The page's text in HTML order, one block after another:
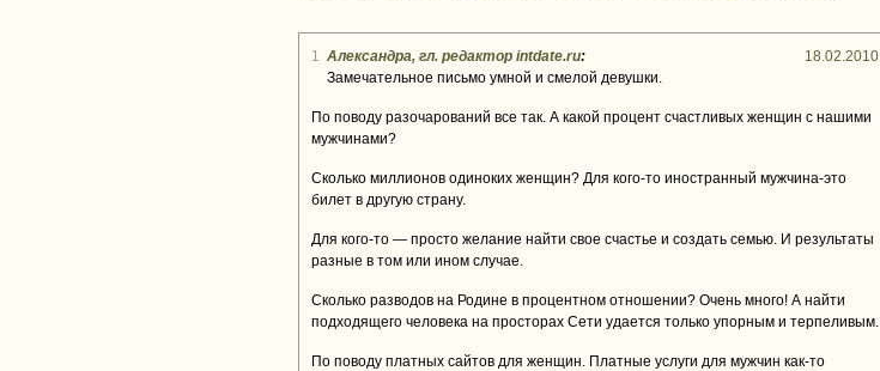
1 Александра, гл. редактор intdate.ru:
18.02.2010
Замечательное письмо умной и смелой девушки.
По поводу разочарований все так. А какой процент счастливых женщин с нашими
мужчинами?
Сколько миллионов одиноких женщин? Для кого-то иностранный мужчина-это
билет в другую страну.
Для кого-то — просто желание найти свое счастье и создать семью. И результаты
разные в том или ином случае.
Сколько разводов на Родине в процентном отношении? Очень много! А найти
подходящего человека на просторах Сети удается только упорным и терпеливым.
По поводу платных сайтов для женщин. Платные услуги для мужчин как-то